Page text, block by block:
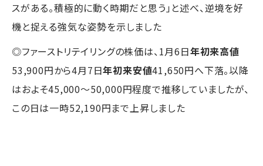
スがある。積極的に動く時期だと思う」と述べ、逆境を好
機と捉える強気な姿勢を示しました
◎ファーストリテイリングの株価は、1月6日年初来高値
53,900円から4月7日年初来安値41,650円へ下落。以降
はおよそ45,000〜50,000円程度で推移していましたが、
この日は一時52,190円まで上昇しました